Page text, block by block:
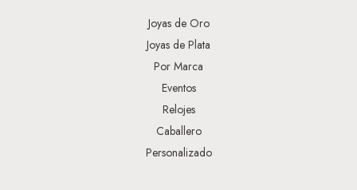
Joyas de Oro
Joyas de Plata
Por Marca
Eventos
Relojes
Caballero
Personalizado